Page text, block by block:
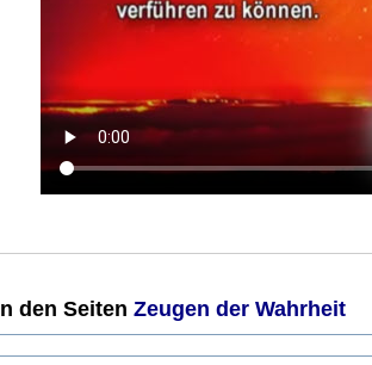
den Seiten Zeugen der Wahrheit